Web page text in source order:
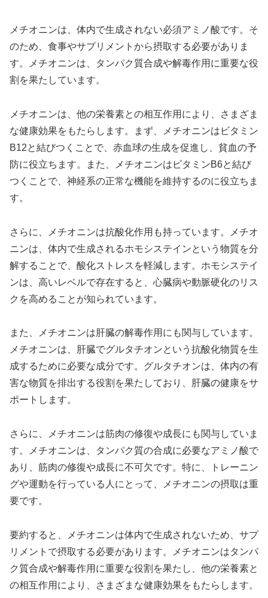
メチオニンは、体内で生成されない必須アミノ酸です。そ
のため、食事やサプリメントから摂取する必要がありま
す。メチオニンは、タンパク質合成や解毒作用に重要な役
割を果たしています。
メチオニンは、他の栄養素との相互作用により、さまざま
な健康効果をもたらします。まず、メチオニンはビタミン
B12と結びつくことで、赤血球の生成を促進し、貧血の予
防に役立ちます。また、メチオニンはビタミンB6と結び
つくことで、神経系の正常な機能を維持するのに役立ちま
す。
さらに、メチオニンは抗酸化作用も持っています。メチオ
ニンは、体内で生成されるホモシステインという物質を分
解することで、酸化ストレスを軽減します。ホモシステイ
ンは、高いレベルで存在すると、心臓病や動脈硬化のリス
クを高めることが知られています。
また、メチオニンは肝臓の解毒作用にも関与しています。
メチオニンは、肝臓でグルタチオンという抗酸化物質を生
成するために必要な成分です。グルタチオンは、体内の有
害な物質を排出する役割を果たしており、肝臓の健康をサ
ポートします。
さらに、メチオニンは筋肉の修復や成長にも関与していま
す。メチオニンは、タンパク質の合成に必要なアミノ酸で
あり、筋肉の修復や成長に不可欠です。特に、トレーニン
グや運動を行っている人にとって、メチオニンの摂取は重
要です。
要約すると、メチオニンは体内で生成されないため、サプ
リメントで摂取する必要があります。メチオニンはタンパ
ク質合成や解毒作用に重要な役割を果たし、他の栄養素と
の相互作用により、さまざまな健康効果をもたらします。